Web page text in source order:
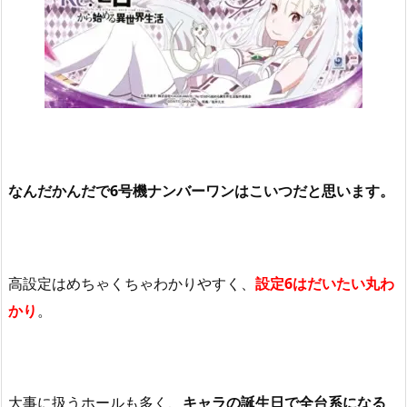
なんだかんだで6号機ナンバーワンはこいつだと思います。
高設定はめちゃくちゃわかりやすく、 設定6はだいたい丸わ
かり。
大事に扱うホールも多く、 キャラの誕生日で全台系になる